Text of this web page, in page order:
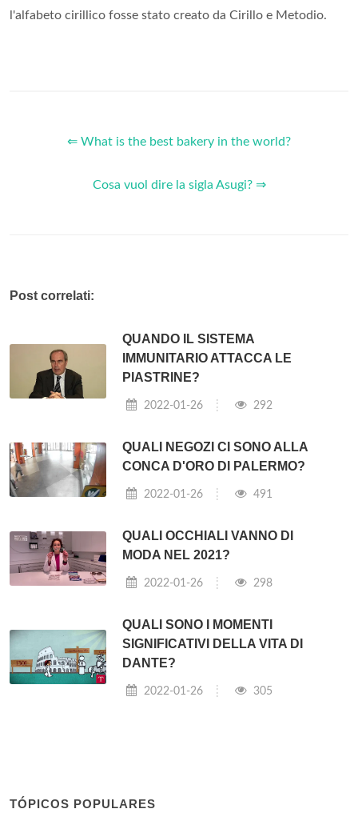
l'alfabeto cirillico fosse stato creato da Cirillo e Metodio.
⇐ What is the best bakery in the world?
Cosa vuol dire la sigla Asugi? ⇒
Post correlati:
QUANDO IL SISTEMA
IMMUNITARIO ATTACCA LE
PIASTRINE?
2022-01-26 292
QUALI NEGOZI CI SONO ALLA
CONCA D'ORO DI PALERMO?
2022-01-26 491
QUALI OCCHIALI VANNO DI
MODA NEL 2021?
2022-01-26 298
QUALI SONO I MOMENTI
SIGNIFICATIVI DELLA VITA DI
DANTE?
2022-01-26 305
TÓPICOS POPULARES